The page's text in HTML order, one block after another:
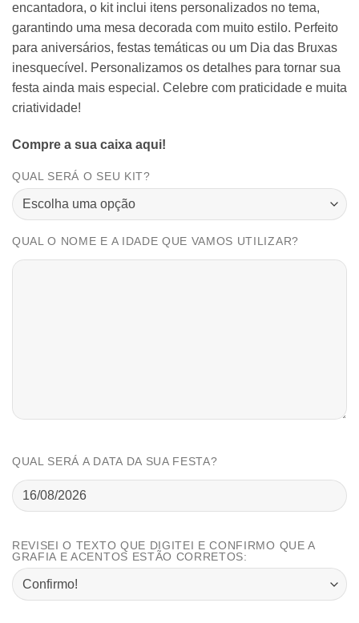
encantadora, o kit inclui itens personalizados no tema,
garantindo uma mesa decorada com muito estilo. Perfeito
para aniversários, festas temáticas ou um Dia das Bruxas
inesquecível. Personalizamos os detalhes para tornar sua
festa ainda mais especial. Celebre com praticidade e muita
criatividade!
Compre a sua caixa aqui!
QUAL SERÁ O SEU KIT?
QUAL O NOME E A IDADE QUE VAMOS UTILIZAR?
QUAL SERÁ A DATA DA SUA FESTA?
REVISEI O TEXTO QUE DIGITEI E CONFIRMO QUE A
GRAFIA E ACENTOS ESTÃO CORRETOS: